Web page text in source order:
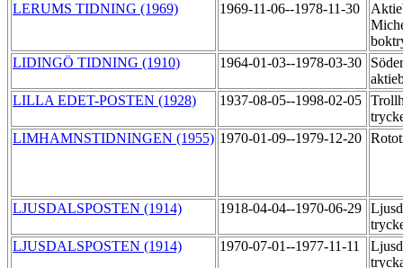
LERUMS TIDNING (1969)
1969-11-06--1978-11-30
LIDINGÖ TIDNING (1910)
1964-01-03--1978-03-30
LILLA EDET-POSTEN (1928)
1937-08-05--1998-02-05
LIMHAMNSTIDNINGEN (1955) 1970-01-09--1979-12-20
LJUSDALSPOSTEN (1914) 1918-04-04--1970-06-29
LJUSDALSPOSTEN (1914)
1970-07-01--1977-11-11